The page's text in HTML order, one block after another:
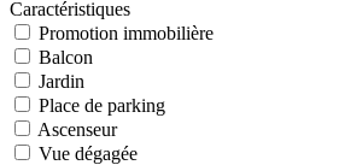
Caractéristiques
Promotion immobilière
Balcon
Jardin
Place de parking
Ascenseur
Vue dégagée